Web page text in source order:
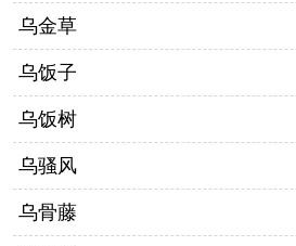
乌金草
乌饭子
乌饭树
乌骚风
乌骨藤